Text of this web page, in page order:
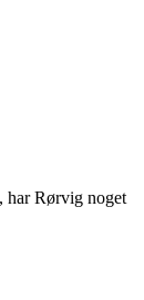
har Rørvig noget